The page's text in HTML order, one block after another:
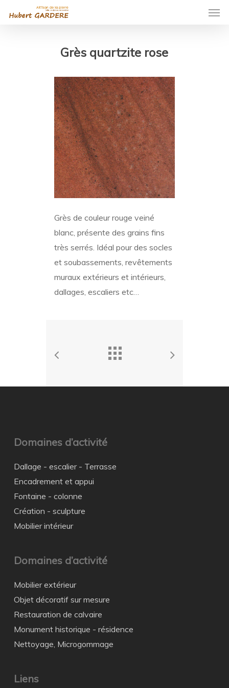
Grès quartzite rose
Grès de couleur rouge veiné
blanc, présente des grains fins
très serrés. Idéal pour des socles
et soubassements, revêtements
muraux extérieurs et intérieurs,
dallages, escaliers etc…
Domaines d’activité
Dallage - escalier - Terrasse
Encadrement et appui
Fontaine - colonne
Création - sculpture
Mobilier intérieur
Domaines d’activité
Mobilier extérieur
Objet décoratif sur mesure
Restauration de calvaire
Monument historique - résidence
Nettoyage, Microgommage
Liens